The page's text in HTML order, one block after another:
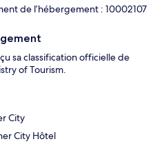
de l’hébergement : 10002107
sa classification officielle de
of Tourism.
City
City Hôtel